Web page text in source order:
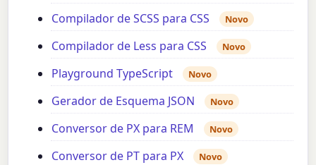
Compilador de SCSS para CSS Novo
Compilador de Less para CSS Novo
Playground TypeScript Novo
Gerador de Esquema JSON Novo
Conversor de PX para REM Novo
Conversor de PT para PX Novo